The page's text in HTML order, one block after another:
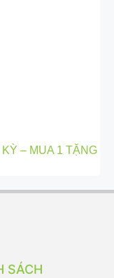
– MUA 1 TẶNG
SÁCH